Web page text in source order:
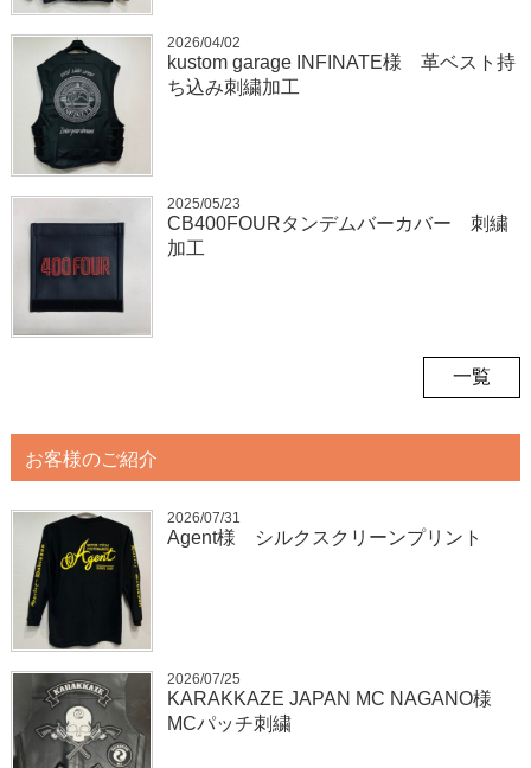
2026/04/02
kustom garage INFINATE様 革ベスト持
ち込み刺繍加工
2025/05/23
CB400FOURタンデムバーカバー 刺繍
加工
一覧
お客様のご紹介
2026/07/31
Agent様 シルクスクリーンプリント
2026/07/25
KARAKKAZE JAPAN MC NAGANO様
MCパッチ刺繍